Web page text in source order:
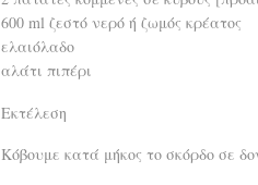
600 ml ζεστό νερό ή ζωμός κρέατος
ελαιόλαδο
αλάτι πιπέρι
Εκτέλεση
Κόβουμε κατά μήκος το σκόρδο σε